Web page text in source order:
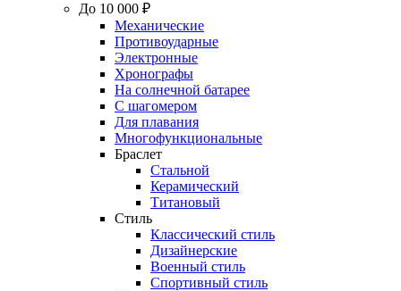
До 10 000 ₽
Механические
Противоударные
Электронные
Хронографы
На солнечной батарее
С шагомером
Для плавания
Многофункциональные
Браслет
Стальной
Керамический
Титановый
Стиль
Классический стиль
Дизайнерские
Военный стиль
Спортивный стиль